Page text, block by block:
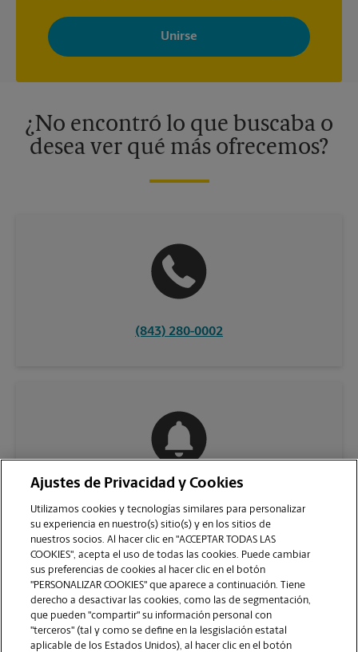
Al registrarse, acepta recibir correos electrónicos de The UPS
Store con noticias, ofertas especiales, promociones y mensajes
adaptados a sus intereses. Puede darse de baja en cualquier
momento. Para más información, consulte nuestra política de
¿No encontró lo que buscaba o
desea ver qué más ofrecemos?
(843) 280-0002
Ajustes de Privacidad y Cookies
Utilizamos cookies y tecnologías similares para personalizar
su experiencia en nuestro(s) sitio(s) y en los sitios de
nuestros socios. Al hacer clic en "ACCEPTAR TODAS LAS
COOKIES", acepta el uso de todas las cookies. Puede cambiar
sus preferencias de cookies al hacer clic en el botón
"PERSONALIZAR COOKIES" que aparece a continuación. Tiene
derecho a desactivar las cookies, como las de segmentación,
que pueden "compartir" su información personal con
"terceros" (tal y como se define en la lesgislación estatal
aplicable de los Estados Unidos), al hacer clic en el botón